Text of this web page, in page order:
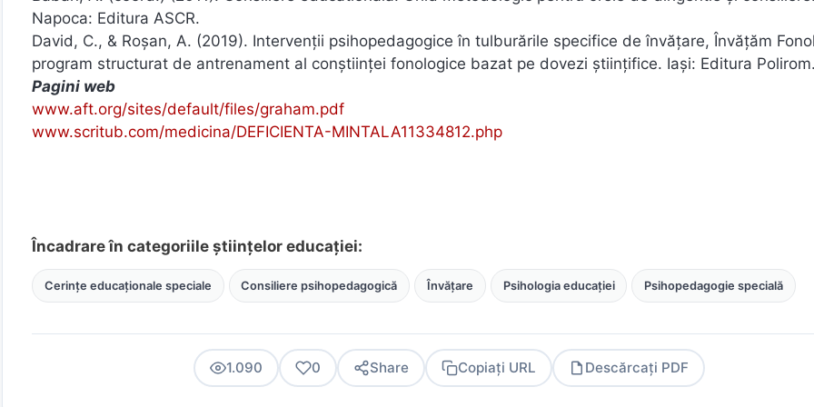
Napoca: Editura ASCR.
David, C., & Roșan, A. (2019). Intervenții psihopedagogice în tulburările specifice de învățare, Învățăm
program structurat de antrenament al conștiinței fonologice bazat pe dovezi științifice. Iași: Editura Polirom.
Pagini web
www.aft.org/sites/default/files/graham.pdf
www.scritub.com/medicina/DEFICIENTA-MINTALA11334812.php
Încadrare în categoriile științelor educației:
Cerințe educaționale speciale Consiliere psihopedagogică Învățare Psihologia educației Psihopedagogie specială
1.090 0 Share Copiați URL Descărcați PDF